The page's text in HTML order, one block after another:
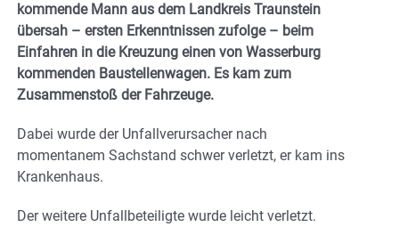
kommende Mann aus dem Landkreis Traunstein
übersah – ersten Erkenntnissen zufolge – beim
Einfahren in die Kreuzung einen von Wasserburg
kommenden Baustellenwagen. Es kam zum
Zusammenstoß der Fahrzeuge.
Dabei wurde der Unfallverursacher nach
momentanem Sachstand schwer verletzt, er kam ins
Krankenhaus.
Der weitere Unfallbeteiligte wurde leicht verletzt.